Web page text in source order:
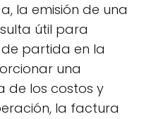
la emisión de una
útil para
partida en la
una
de los costos y
la factura